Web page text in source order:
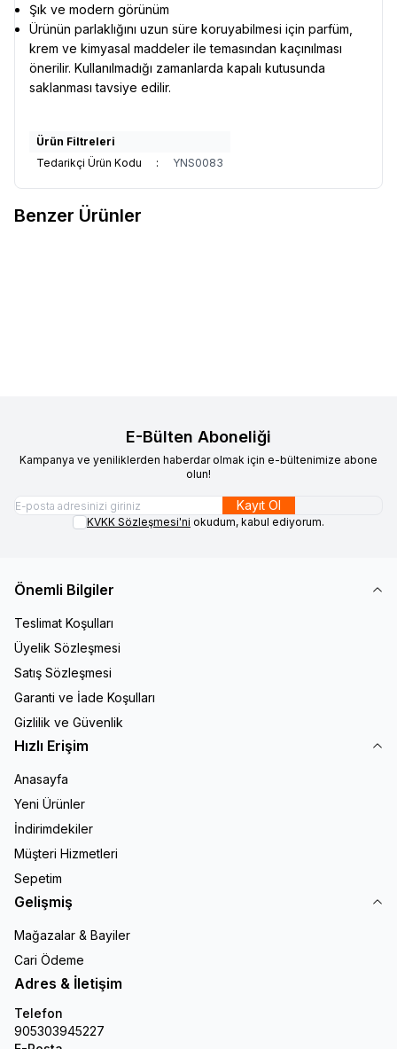
Şık ve modern görünüm
Ürünün parlaklığını uzun süre koruyabilmesi için parfüm,
krem ve kimyasal maddeler ile temasından kaçınılması
önerilir. Kullanılmadığı zamanlarda kapalı kutusunda
saklanması tavsiye edilir.
Ürün Filtreleri
Tedarikçi Ürün Kodu
: YNS0083
Benzer Ürünler
E-Bülten Aboneliği
Kampanya ve yeniliklerden haberdar olmak için e-bültenimize abone
olun!
Kayıt Ol
KVKK Sözleşmesi'ni okudum, kabul ediyorum.
Önemli Bilgiler
Teslimat Koşulları
Üyelik Sözleşmesi
Satış Sözleşmesi
Garanti ve İade Koşulları
Gizlilik ve Güvenlik
Hızlı Erişim
Anasayfa
Yeni Ürünler
İndirimdekiler
Müşteri Hizmetleri
Sepetim
Gelişmiş
Mağazalar & Bayiler
Cari Ödeme
Adres & İletişim
Telefon
905303945227